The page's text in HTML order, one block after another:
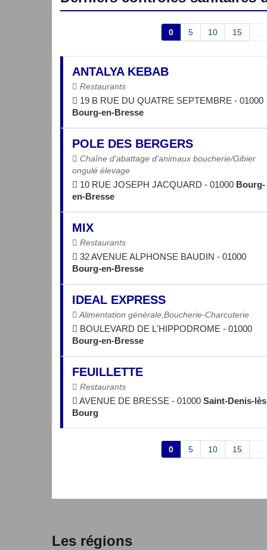
0 5 10 15 ...
ANTALYA KEBAB
Restaurants
19 B RUE DU QUATRE SEPTEMBRE - 01000
Bourg-en-Bresse
POLE DES BERGERS
Chaîne d'abattage d'animaux boucherie/Gibier
ongulé élevage
10 RUE JOSEPH JACQUARD - 01000 Bourg-
en-Bresse
MIX
Restaurants
32 AVENUE ALPHONSE BAUDIN - 01000
Bourg-en-Bresse
IDEAL EXPRESS
Alimentation générale,Boucherie-Charcuterie
BOULEVARD DE L'HIPPODROME - 01000
Bourg-en-Bresse
FEUILLETTE
Restaurants
AVENUE DE BRESSE - 01000 Saint-Denis-
Bourg
0 5 10 15 ...
Les régions